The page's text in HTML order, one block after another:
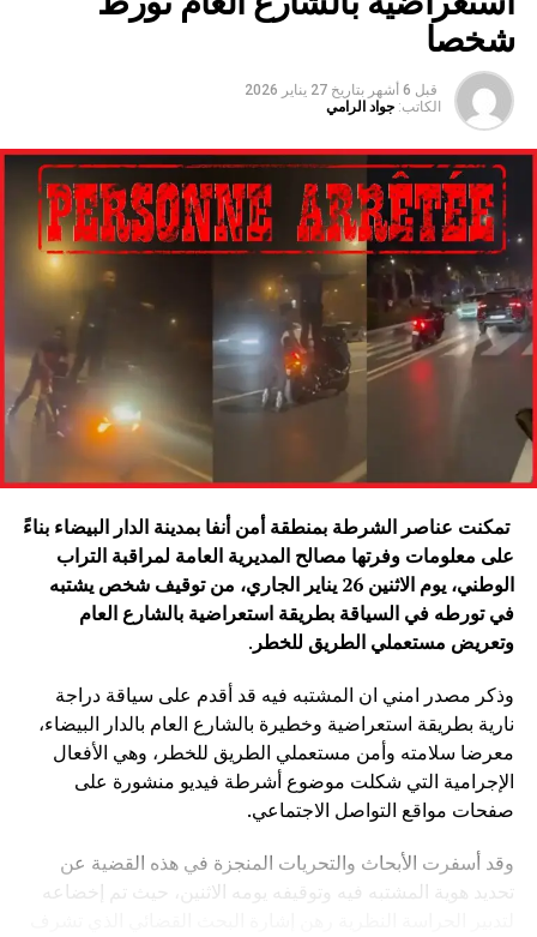
شخصا
قبل 6 أشهر بتاريخ 27 يناير 2026
الكاتب: جواد الرامي
تمكنت عناصر الشرطة بمنطقة أمن أنفا بمدينة الدار البيضاء بناءً
على معلومات وفرتها مصالح المديرية العامة لمراقبة التراب
الوطني، يوم الاثنين 26 يناير الجاري، من توقيف شخص يشتبه
في تورطه في السياقة بطريقة استعراضية بالشارع العام
وتعريض مستعملي الطريق للخطر .
وذكر مصدر امني ان المشتبه فيه قد أقدم على سياقة دراجة
نارية بطريقة استعراضية وخطيرة بالشارع العام بالدار البيضاء،
معرضا سلامته وأمن مستعملي الطريق للخطر، وهي الأفعال
الإجرامية التي شكلت موضوع أشرطة فيديو منشورة على
صفحات مواقع التواصل الاجتماعي.
وقد أسفرت الأبحاث والتحريات المنجزة في هذه القضية عن
تحديد هوية المشتبه فيه وتوقيفه يومه الاثنين، حيث تم إخضاعه